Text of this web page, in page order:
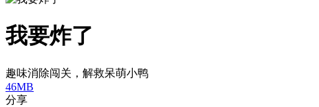
我要炸了
趣味消除闯关，解救呆萌小鸭
46MB
分享